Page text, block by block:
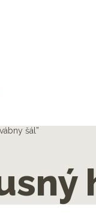
šál”